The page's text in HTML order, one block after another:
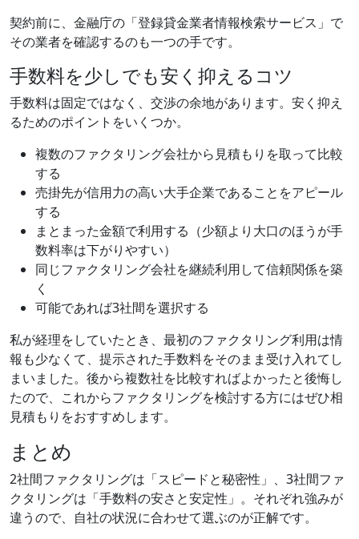
契約前に、金融庁の「登録貸金業者情報検索サービス」で
その業者を確認するのも一つの手です。
手数料を少しでも安く抑えるコツ
手数料は固定ではなく、交渉の余地があります。安く抑え
るためのポイントをいくつか。
複数のファクタリング会社から見積もりを取って比較
する
売掛先が信用力の高い大手企業であることをアピール
する
まとまった金額で利用する（少額より大口のほうが手
数料率は下がりやすい）
同じファクタリング会社を継続利用して信頼関係を築
く
可能であれば3社間を選択する
私が経理をしていたとき、最初のファクタリング利用は情
報も少なくて、提示された手数料をそのまま受け入れてし
まいました。後から複数社を比較すればよかったと後悔し
たので、これからファクタリングを検討する方にはぜひ相
見積もりをおすすめします。
まとめ
2社間ファクタリングは「スピードと秘密性」、3社間ファ
クタリングは「手数料の安さと安定性」。それぞれ強みが
違うので、自社の状況に合わせて選ぶのが正解です。